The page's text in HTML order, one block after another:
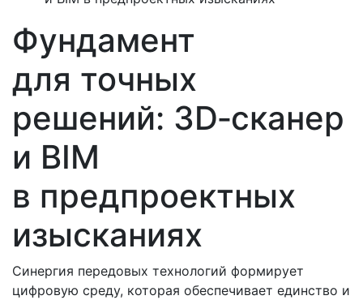
Фундамент
для точных
решений: 3D‑сканер
и BIM
в предпроектных
изысканиях
Синергия передовых технологий формирует
цифровую среду, которая обеспечивает единство и